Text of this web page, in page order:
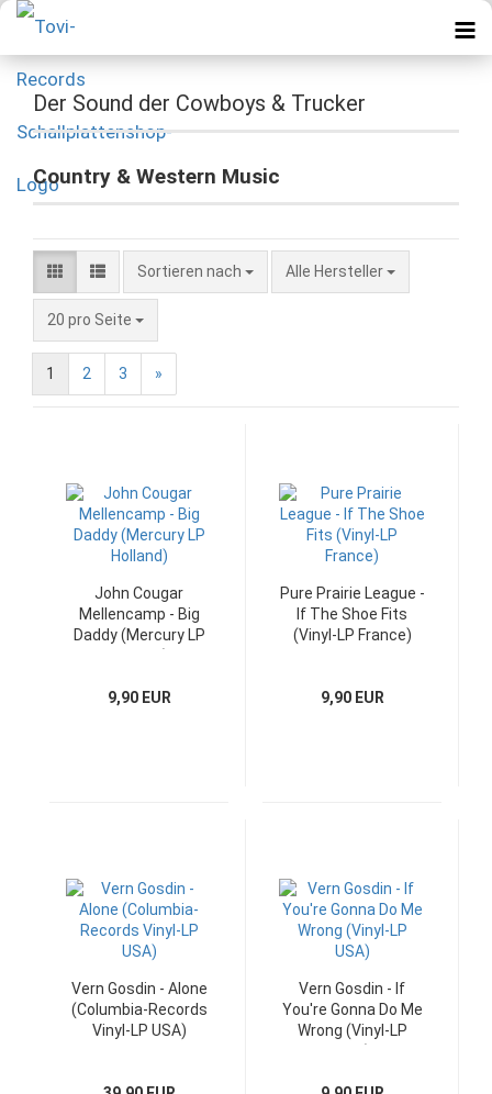
Der Sound der Cowboys & Trucker
Country & Western Music
Sortieren nach Alle Hersteller
20 pro Seite
1 2 3 »
John Cougar
Mellencamp - Big
Daddy (Mercury LP
9,90 EUR
Pure Prairie League -
If The Shoe Fits
(Vinyl-LP France)
9,90 EUR
Vern Gosdin - Alone
(Columbia-Records
Vinyl-LP USA)
Vern Gosdin - If
You're Gonna Do Me
Wrong (Vinyl-LP